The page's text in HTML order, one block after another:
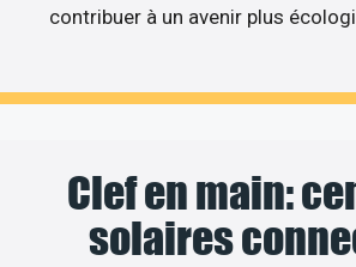
contribuer à un avenir plus
Clef en main:
solaires